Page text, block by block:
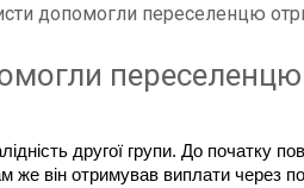
допомогли переселенцю
другої групи. До початку
же він отримував виплати через